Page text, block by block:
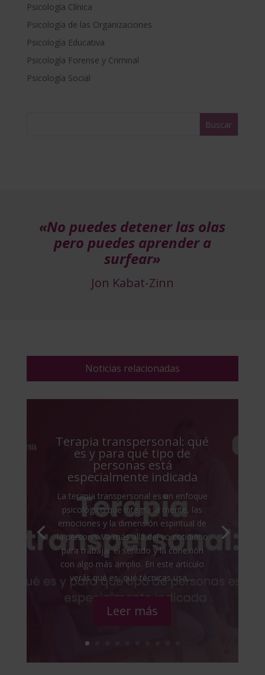
n
a
i
v
e
Psicología Clínica
Psicología de las Organizaciones
Psicología Educativa
Psicología Forense y Criminal
Psicología Social
«No puedes detener las olas
pero puedes aprender a
surfear»
Jon Kabat-Zinn
Noticias relacionadas
Terapia transpersonal: qué
es y para qué tipo de
personas está
especialmente indicada
La terapia transpersonal es un enfoque
psicológico que integra la mente, las
emociones y la dimensión espiritual de
la persona. Va más allá del yo cotidiano
para trabajar el sentido y la conexión
con algo más amplio. En este artículo
verás qué es, qué técnicas usa,...
Leer más